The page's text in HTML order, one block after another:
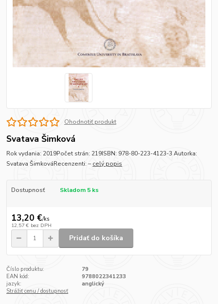
Ohodnotiť produkt
Svatava Šimková
Rok vydania: 2019Počet strán: 219ISBN: 978-80-223-4123-3 Autorka:
Svatava ŠimkováRecenzenti: – celý popis
Dostupnosť Skladom 5 ks
13,20 €/ks
12,57 € bez DPH
Pridať do košíka
Číslo produktu:
79
EAN kód:
9788022341233
jazyk:
anglický
Strážiť cenu / dostupnosť